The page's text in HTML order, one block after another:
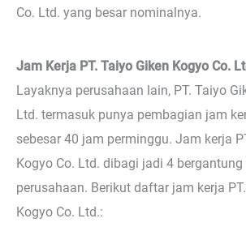
Co. Ltd. yang besar nominalnya.
Jam Kerja PT. Taiyo Giken Kogyo Co.
Layaknya perusahaan lain, PT. Taiyo
Ltd. termasuk punya pembagian jam
sebesar 40 jam perminggu. Jam kerja
Kogyo Co. Ltd. dibagi jadi 4 bergantung
perusahaan. Berikut daftar jam kerja
Kogyo Co. Ltd.: